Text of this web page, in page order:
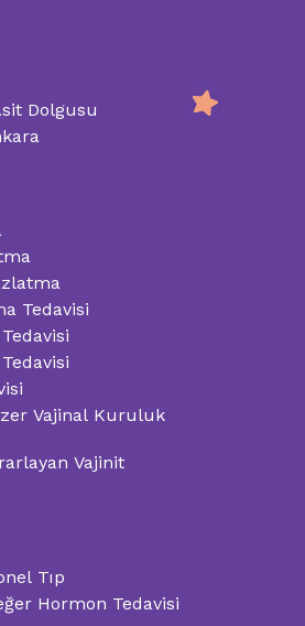
Dolgusu
Tedavisi
Vajinal Kuruluk
Vajinit
Tıp
Hormon Tedavisi